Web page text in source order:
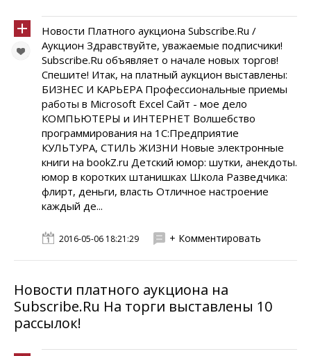
Новости Платного аукциона Subscribe.Ru /
Аукцион Здравствуйте, уважаемые подписчики!
Subscribe.Ru объявляет о начале новых торгов!
Спешите! Итак, на платный аукцион выставлены:
БИЗНЕС И КАРЬЕРА Профессиональные приемы
работы в Microsoft Excel Сайт - мое дело
КОМПЬЮТЕРЫ и ИНТЕРНЕТ Волшебство
программирования на 1С:Предприятие
КУЛЬТУРА, СТИЛЬ ЖИЗНИ Новые электронные
книги на bookZ.ru Детский юмор: шутки, анекдоты.
юмор в коротких штанишках Школа Разведчика:
флирт, деньги, власть Отличное настроение
каждый де...
2016-05-06 18:21:29 + Комментировать
Новости платного аукциона на
Subscribe.Ru На торги выставлены 10
рассылок!